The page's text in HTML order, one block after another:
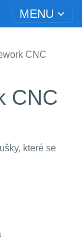
MENU
CNC
CNC
které se